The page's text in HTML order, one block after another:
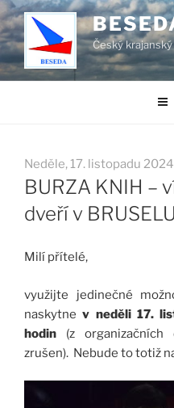
Přejít
k
obsahu
webu
Český
Neděle, 17. listopadu
BURZA KNIH –
dveří v BRUSELU
Milí přítelé,
využijte jedinečné
naskytnev neděli 17.
hodin (z
zrušen). Nebude to totiž